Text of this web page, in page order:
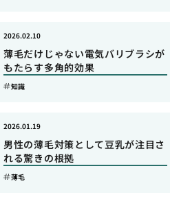
薄毛だけじゃない電気バリブラシが
もたらす多角的効果
2026.02.10
知識
男性の薄毛対策として豆乳が注目さ
れる驚きの根拠
2026.01.19
薄毛